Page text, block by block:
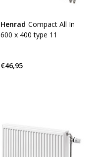
Henrad Compact All In
600 x 400 type 11
€46,95